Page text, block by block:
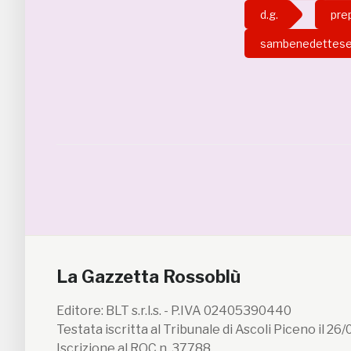
d.g.
sambenedettese
La Gazzetta Rossoblù
Editore: BLT s.r.l.s. - P.IVA 02405390440
Testata iscritta al Tribunale di Ascoli Piceno il 26/